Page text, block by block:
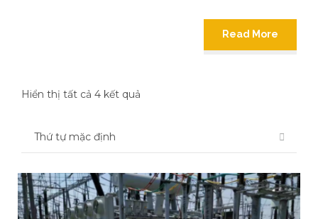
Read More
Hiển thị tất cả 4 kết quả